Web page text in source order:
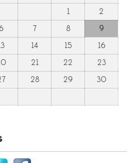
1
2
7 8
9
14 15
16
21 22
23
28 29
30